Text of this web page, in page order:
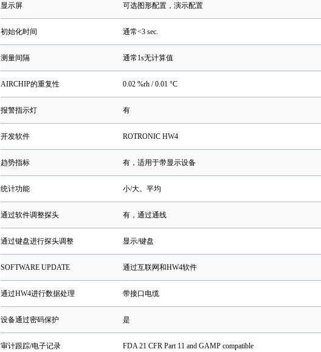
显示屏 可选图形配置，演示配置
初始化时间 通常<3 sec.
测量间隔 通常1s无计算值
AIRCHIP的重复性 0.02 %rh / 0.01 °C
报警指示灯 有
开发软件 ROTRONIC HW4
趋势指标 有，适用于带显示设备
统计功能 小/大。平均
通过软件调整探头 有，通过通线
通过键盘进行探头调整 显示/键盘
SOFTWARE UPDATE 通过互联网和HW4软件
通过HW4进行数据处理 带接口电缆
设备通过密码保护 是
审计跟踪/电子记录 FDA 21 CFR Part 11 and GAMP compatible